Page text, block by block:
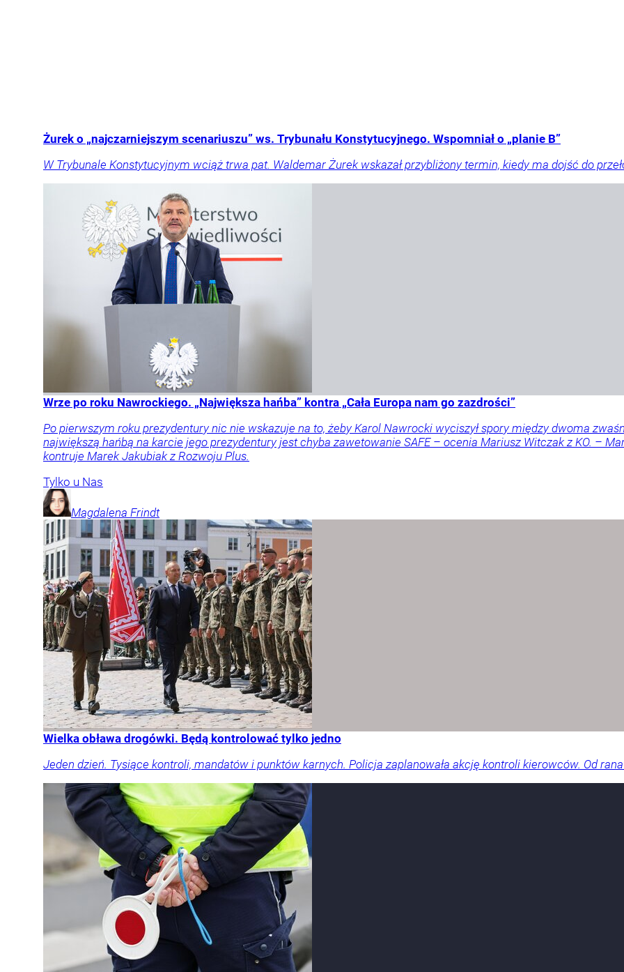
Żurek o „najczarniejszym scenariuszu” ws. Trybunału Konstytucyjnego. Wspomniał o „planie B”
W Trybunale Konstytucyjnym wciąż trwa pat. Waldemar Żurek wskazał przybliżony termin, kiedy ma dojść do
Wrze po roku Nawrockiego. „Największa hańba” kontra „Cała Europa nam go zazdrości”
Po pierwszym roku prezydentury nic nie wskazuje na to, żeby Karol Nawrocki wyciszył spory między dwoma
największą hańbą na karcie jego prezydentury jest chyba zawetowanie SAFE – ocenia Mariusz Witczak z KO. –
kontruje Marek Jakubiak z Rozwoju Plus.
Tylko u Nas
Magdalena Frindt
Wielka obława drogówki. Będą kontrolować tylko jedno
Jeden dzień. Tysiące kontroli, mandatów i punktów karnych. Policja zaplanowała akcję kontroli kierowców. Od